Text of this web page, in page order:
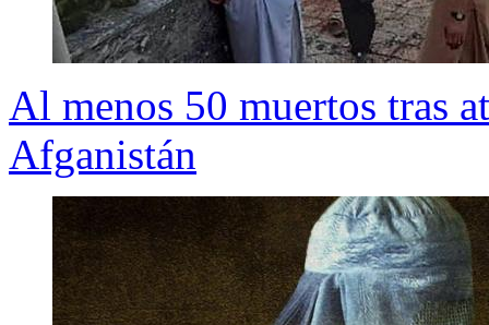
Al menos 50 muertos tras
Afganistán